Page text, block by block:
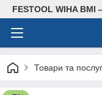
FESTOOL WIHA
Товари та